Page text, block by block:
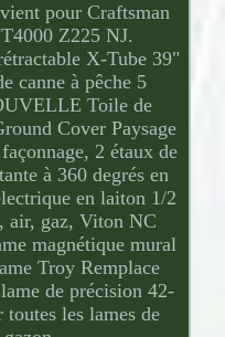
pour Craftsman
Z225 NJ.
X-Tube 39"
canne à pêche 5
Toile de
Cover Paysage
2 étaux de
à 360 degrés en
en laiton 1/2
air, gaz, Viton NC
magnétique mural
Troy Remplace
de précision 42-
les lames de